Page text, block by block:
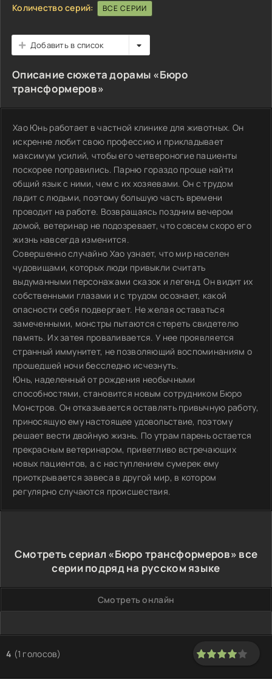
Количество серий:
ВСЕ СЕРИИ
Добавить в список
Описание сюжета дорамы «Бюро
трансформеров»
Хао Юнь работает в частной клинике для животных. Он
искренне любит свою профессию и прикладывает
максимум усилий, чтобы его четвероногие пациенты
поскорее поправились. Парню гораздо проще найти
общий язык с ними, чем с их хозяевами. Он с трудом
ладит с людьми, поэтому большую часть времени
проводит на работе. Возвращаясь поздним вечером
домой, ветеринар не подозревает, что совсем скоро его
жизнь навсегда изменится.
Совершенно случайно Хао узнает, что мир населен
чудовищами, которых люди привыкли считать
выдуманными персонажами сказок и легенд. Он видит их
собственными глазами и с трудом осознает, какой
опасности себя подвергает. Не желая оставаться
замеченными, монстры пытаются стереть свидетелю
память. Их затея проваливается. У нее проявляется
странный иммунитет, не позволяющий воспоминаниям о
прошедшей ночи бесследно исчезнуть.
Юнь, наделенный от рождения необычными
способностями, становится новым сотрудником Бюро
Монстров. Он отказывается оставлять привычную работу,
приносящую ему настоящее удовольствие, поэтому
решает вести двойную жизнь. По утрам парень остается
прекрасным ветеринаром, приветливо встречающих
новых пациентов, а с наступлением сумерек ему
приоткрывается завеса в другой мир, в котором
регулярно случаются происшествия.
Смотреть сериал «Бюро трансформеров» все
серии подряд на русском языке
Смотреть онлайн
4 (1 голосов)